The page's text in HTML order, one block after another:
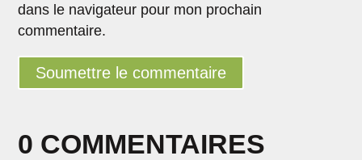
0 COMMENTAIRES
dans le navigateur pour mon prochain
commentaire.
Soumettre le commentaire